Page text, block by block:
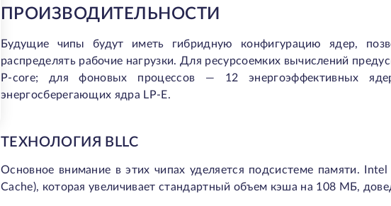
ПРОИЗВОДИТЕЛЬНОСТИ
Будущие чипы будут иметь гибридную конфигурацию ядер,
распределять рабочие нагрузки. Для ресурсоемких вычислений
P-core; для фоновых процессов — 12 энергоэффективных
энергосберегающих ядра LP-E.
ТЕХНОЛОГИЯ BLLC
Основное внимание в этих чипах уделяется подсистеме памяти.
Cache), которая увеличивает стандартный объем кэша на 108 МБ,